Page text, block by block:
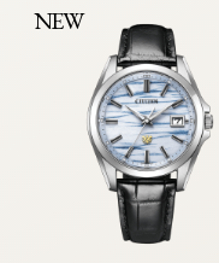
NEW